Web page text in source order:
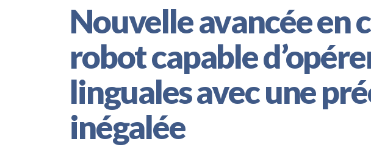
Nouvelle avancée en
robot capable
linguales avec une
inégalée